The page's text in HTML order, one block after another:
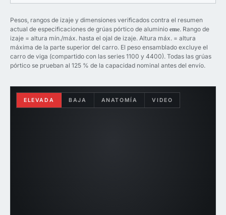
Pesos, rangos de izaje y dimensiones verificados contra el resumen
actual de especificaciones de grúas pórtico de aluminio eme. Rango de
izaje = altura mín./máx. hasta el ojal de izaje. Altura máx. = altura
máxima de la parte superior del carro. El peso ensamblado excluye el
carro de viga (compartido con las series 1100 y 4400). Todas las grúas
pórtico se prueban al 125 % de la capacidad nominal antes del envío.
ELEVADA BAJA ANATOMÍA VIDEO